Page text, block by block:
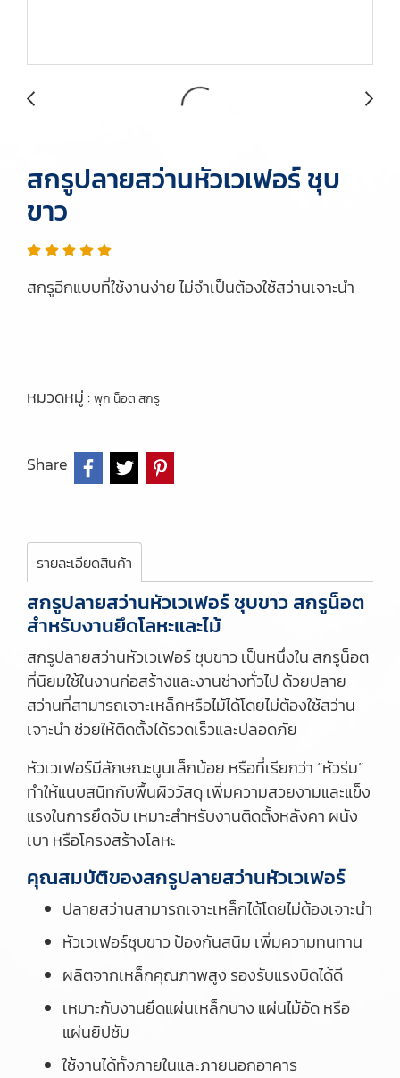
สกรูปลายสว่านหัวเวเฟอร์ ชุบ
ขาว
สกรูอีกแบบที่ใช้งานง่าย ไม่จำเป็นต้องใช้สว่านเจาะนำ
หมวดหมู่ :พุก น็อต สกรู
Share
รายละเอียดสินค้า
สกรูปลายสว่านหัวเวเฟอร์ ชุบขาว สกรูน็อต
สำหรับงานยึดโลหะและไม้
สกรูปลายสว่านหัวเวเฟอร์ ชุบขาว เป็นหนึ่งใน สกรูน็อต
ที่นิยมใช้ในงานก่อสร้างและงานช่างทั่วไป ด้วยปลาย
สว่านที่สามารถเจาะเหล็กหรือไม้ได้โดยไม่ต้องใช้สว่าน
เจาะนำ ช่วยให้ติดตั้งได้รวดเร็วและปลอดภัย
หัวเวเฟอร์มีลักษณะนูนเล็กน้อย หรือที่เรียกว่า “หัวร่ม”
ทำให้แนบสนิทกับพื้นผิววัสดุ เพิ่มความสวยงามและแข็ง
แรงในการยึดจับ เหมาะสำหรับงานติดตั้งหลังคา ผนัง
เบา หรือโครงสร้างโลหะ
คุณสมบัติของสกรูปลายสว่านหัวเวเฟอร์
ปลายสว่านสามารถเจาะเหล็กได้โดยไม่ต้องเจาะนำ
หัวเวเฟอร์ชุบขาว ป้องกันสนิม เพิ่มความทนทาน
ผลิตจากเหล็กคุณภาพสูง รองรับแรงบิดได้ดี
เหมาะกับงานยึดแผ่นเหล็กบาง แผ่นไม้อัด หรือ
แผ่นยิปซัม
ใช้งานได้ทั้งภายในและภายนอกอาคาร